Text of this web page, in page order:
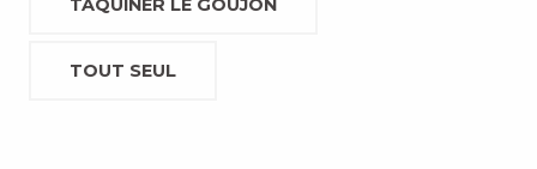
TAQUINER LE GOUJON
TOUT SEUL